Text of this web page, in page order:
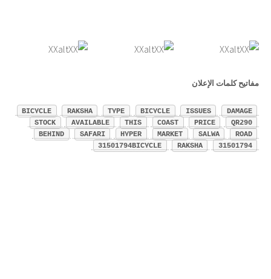
مفاتيح كلمات الإعلان
BICYCLE RAKSHA TYPE BICYCLE ISSUES
DAMAGE
STOCK
AVAILABLE THIS COAST PRICE
QR290
BEHIND
SAFARI HYPER MARKET SALWA
ROAD
31501794BICYCLE
RAKSHA 31501794